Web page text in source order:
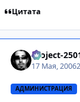
Цитата
Project-
17 Мая, 2006
АДМИНИСТРАЦИЯ